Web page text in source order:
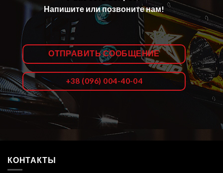
Напишите или позвоните нам!
ОТПРАВИТЬ СООБЩЕНИЕ
+38 (096) 004-40-04
КОНТАКТЫ